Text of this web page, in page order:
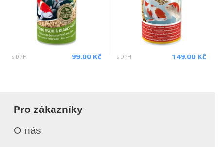
s DPH 99.00 Kč s DPH 149.00 Kč
Pro zákazníky
O nás